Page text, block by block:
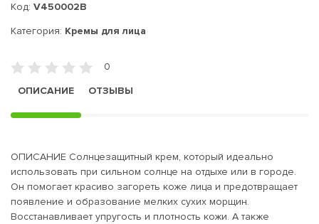
Код: V450002B
Категория: Кремы для лица
0
ОПИСАНИЕ
ОТЗЫВЫ
ОПИСАНИЕ Солнцезащитный крем, который идеально
использовать при сильном солнце на отдыхе или в городе.
Он помогает красиво загореть коже лица и предотвращает
появление и образование мелких сухих морщин.
Восстанавливает упругость и плотность кожи. А также